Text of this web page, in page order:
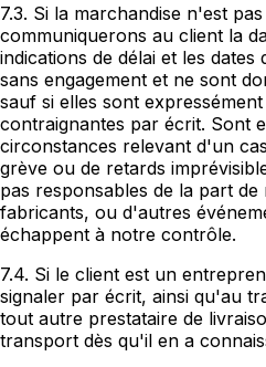
7.3. Si la marchandise n'est
communiquerons au client la
indications de délai et les
sans engagement et ne sont
sauf si elles sont
contraignantes par écrit. Sont
circonstances relevant d'un
grève ou de retards
pas responsables de la part
fabricants, ou d'autres
échappent à notre contrôle.
7.4. Si le client est un
signaler par écrit, ainsi qu'au
tout autre prestataire de
transport dès qu'il en a